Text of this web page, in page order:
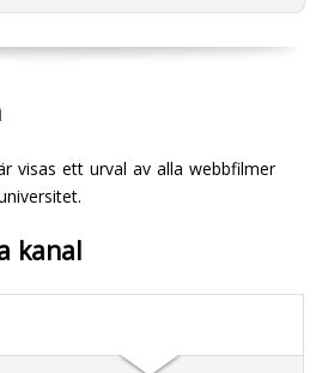
visas ett urval av alla webbfilmer
kanal